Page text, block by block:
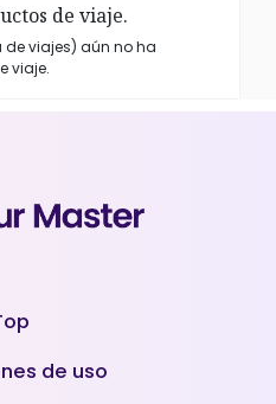
de viaje.
de viajes) aún no ha
viaje.
de uso